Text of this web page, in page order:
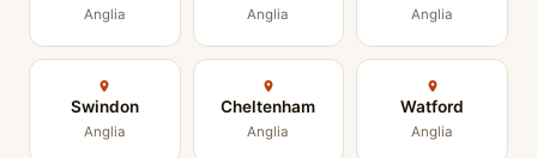
Anglia Anglia Anglia
Swindon
Anglia
Cheltenham
Anglia
Watford
Anglia